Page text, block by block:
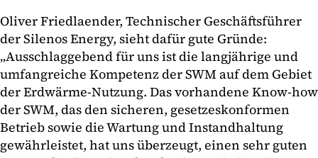
Oliver Friedlaender, Technischer Geschäftsführer
der Silenos Energy, sieht dafür gute Gründe:
„Ausschlaggebend für uns ist die langjährige und
umfangreiche Kompetenz der SWM auf dem Gebiet
der Erdwärme-Nutzung. Das vorhandene Know-how
der SWM, das den sicheren, gesetzeskonformen
Betrieb sowie die Wartung und Instandhaltung
gewährleistet, hat uns überzeugt, einen sehr guten